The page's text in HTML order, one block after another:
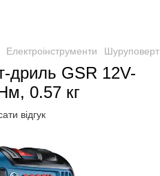
Електроінструменти
дриль GSR 12V-
0.57 кг
відгук